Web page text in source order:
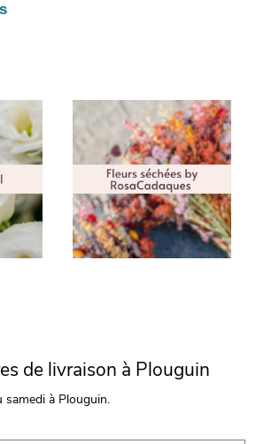
de livraison à Plouguin
à Plouguin.